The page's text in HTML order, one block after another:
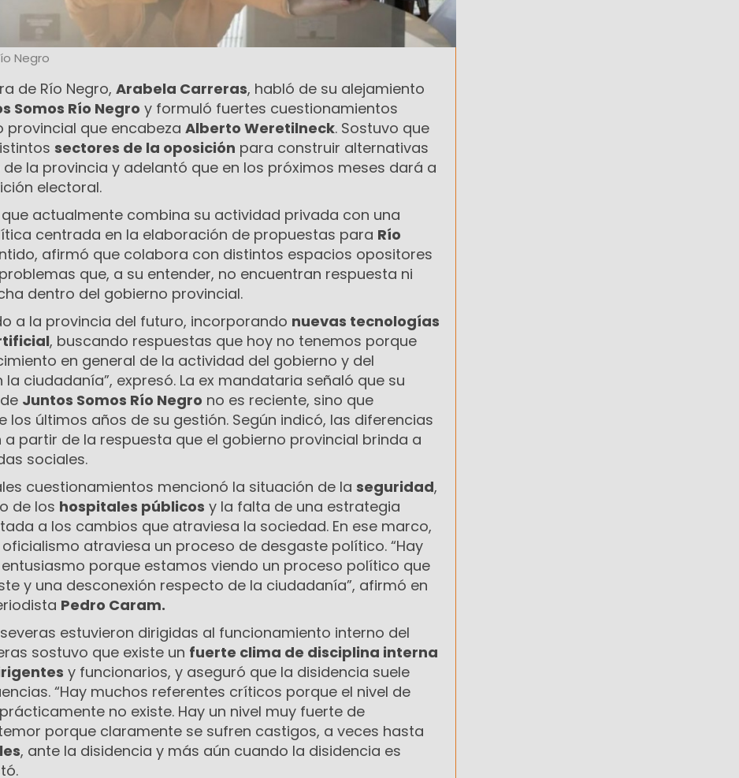
Negro
de Río Negro, Arabela Carreras, habló de su alejamiento
Somos Río Negro y formuló fuertes cuestionamientos
provincial que encabeza Alberto Weretilneck. Sostuvo que
sectores de la oposición para construir alternativas
la provincia y adelantó que en los próximos meses dará a
electoral.
actualmente combina su actividad privada con una
centrada en la elaboración de propuestas para Río
afirmó que colabora con distintos espacios opositores
que, a su entender, no encuentran respuesta ni
dentro del gobierno provincial.
a la provincia del futuro, incorporando nuevas tecnologías
, buscando respuestas que hoy no tenemos porque
en general de la actividad del gobierno y del
ciudadanía”, expresó. La ex mandataria señaló que su
Juntos Somos Río Negro no es reciente, sino que
los últimos años de su gestión. Según indicó, las diferencias
partir de la respuesta que el gobierno provincial brinda a
sociales.
cuestionamientos mencionó la situación de la seguridad,
de los hospitales públicos y la falta de una estrategia
a los cambios que atraviesa la sociedad. En ese marco,
atraviesa un proceso de desgaste político. “Hay
porque estamos viendo un proceso político que
y una desconexión respecto de la ciudadanía”, afirmó en
Pedro Caram.
estuvieron dirigidas al funcionamiento interno del
sostuvo que existe un fuerte clima de disciplina interna
y funcionarios, y aseguró que la disidencia suele
“Hay muchos referentes críticos porque el nivel de
no existe. Hay un nivel muy fuerte de
porque claramente se sufren castigos, a veces hasta
, ante la disidencia y más aún cuando la disidencia es